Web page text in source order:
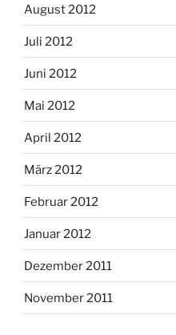
August 2012
Juli 2012
Juni 2012
Mai 2012
April 2012
März 2012
Februar 2012
Januar 2012
Dezember 2011
November 2011